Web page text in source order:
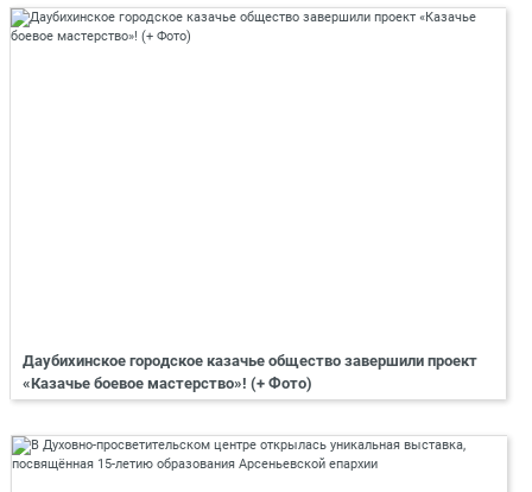
Даубихинское городское казачье общество завершили проект
«Казачье боевое мастерство»! (+ Фото)